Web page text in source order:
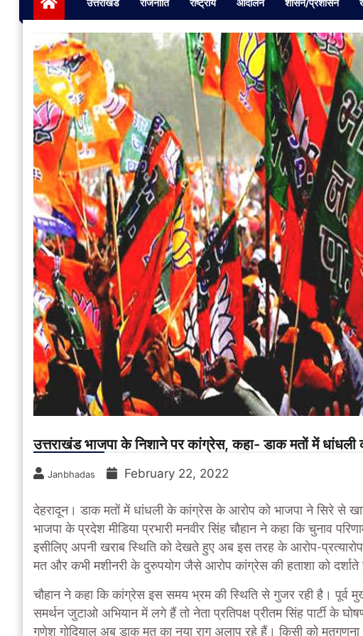
उत्तराखंड राजनीति राष्ट्रीय आंदोलन शासन/प्रशासन
उत्तराखंड भाजपा के निशाने पर कांग्रेस, कहा- डाक मतों में धांधली
Janbhadas February 22, 2022
देहरादून। डाक मतों में धांधली के कांग्रेस के आरोप को भाजपा ने सिरे से
भाजपा के प्रदेश मीडिया प्रभारी मनवीर सिंह चौहान ने कहा कि चुनाव
इसीलिए अपनी खराब स्थिति को देखते हुए अब इस तरह के आरोप-
मत और कभी मशीनरी के दुरुपयोग जैसे आरोप कांग्रेस की हताशा को दर्शाते
चौहान ने कहा कि कांग्रेस इस समय भ्रम की स्थिति से गुजर रही है। पूर्व
समर्थन जुटाओ अभियान में लगे हैं तो नेता प्रतिपक्ष प्रीतम सिंह पार्टी के
गणेश गोदियाल अब डाक मत का नया राग अलाप रहे हैं। किसी को